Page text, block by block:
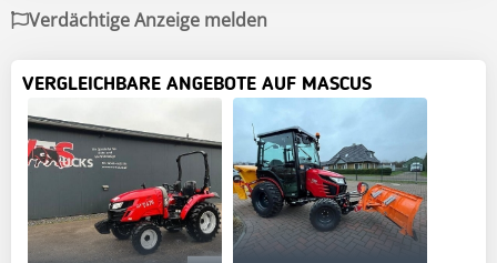
Verdächtige Anzeige melden
VERGLEICHBARE ANGEBOTE AUF MASCUS